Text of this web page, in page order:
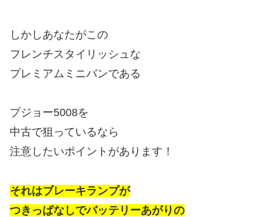
しかしあなたがこの
フレンチスタイリッシュな
プレミアムミニバンである
プジョー5008を
中古で狙っているなら
注意したいポイントがあります！
それはブレーキランプが
つきっぱなしでバッテリーあがりの